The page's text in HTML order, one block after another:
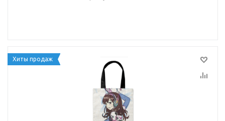
Хиты продаж